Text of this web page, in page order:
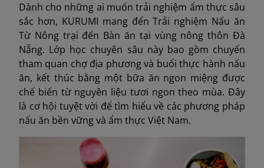
Dành cho những ai muốn trải nghiệm ẩm thực sâu
sắc hơn, KURUMI mang đến Trải nghiệm Nấu ăn
Từ Nông trại đến Bàn ăn tại vùng nông thôn Đà
Nẵng. Lớp học chuyên sâu này bao gồm chuyến
tham quan chợ địa phương và buổi thực hành nấu
ăn, kết thúc bằng một bữa ăn ngon miệng được
chế biến từ nguyên liệu tươi ngon theo mùa. Đây
là cơ hội tuyệt vời để tìm hiểu về các phương pháp
nấu ăn bền vững và ẩm thực Việt Nam.